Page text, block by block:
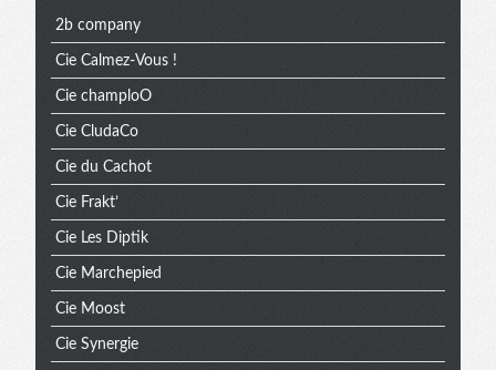
2b company
Cie Calmez-Vous !
Cie champloO
Cie CludaCo
Cie du Cachot
Cie Frakt’
Cie Les Diptik
Cie Marchepied
Cie Moost
Cie Synergie